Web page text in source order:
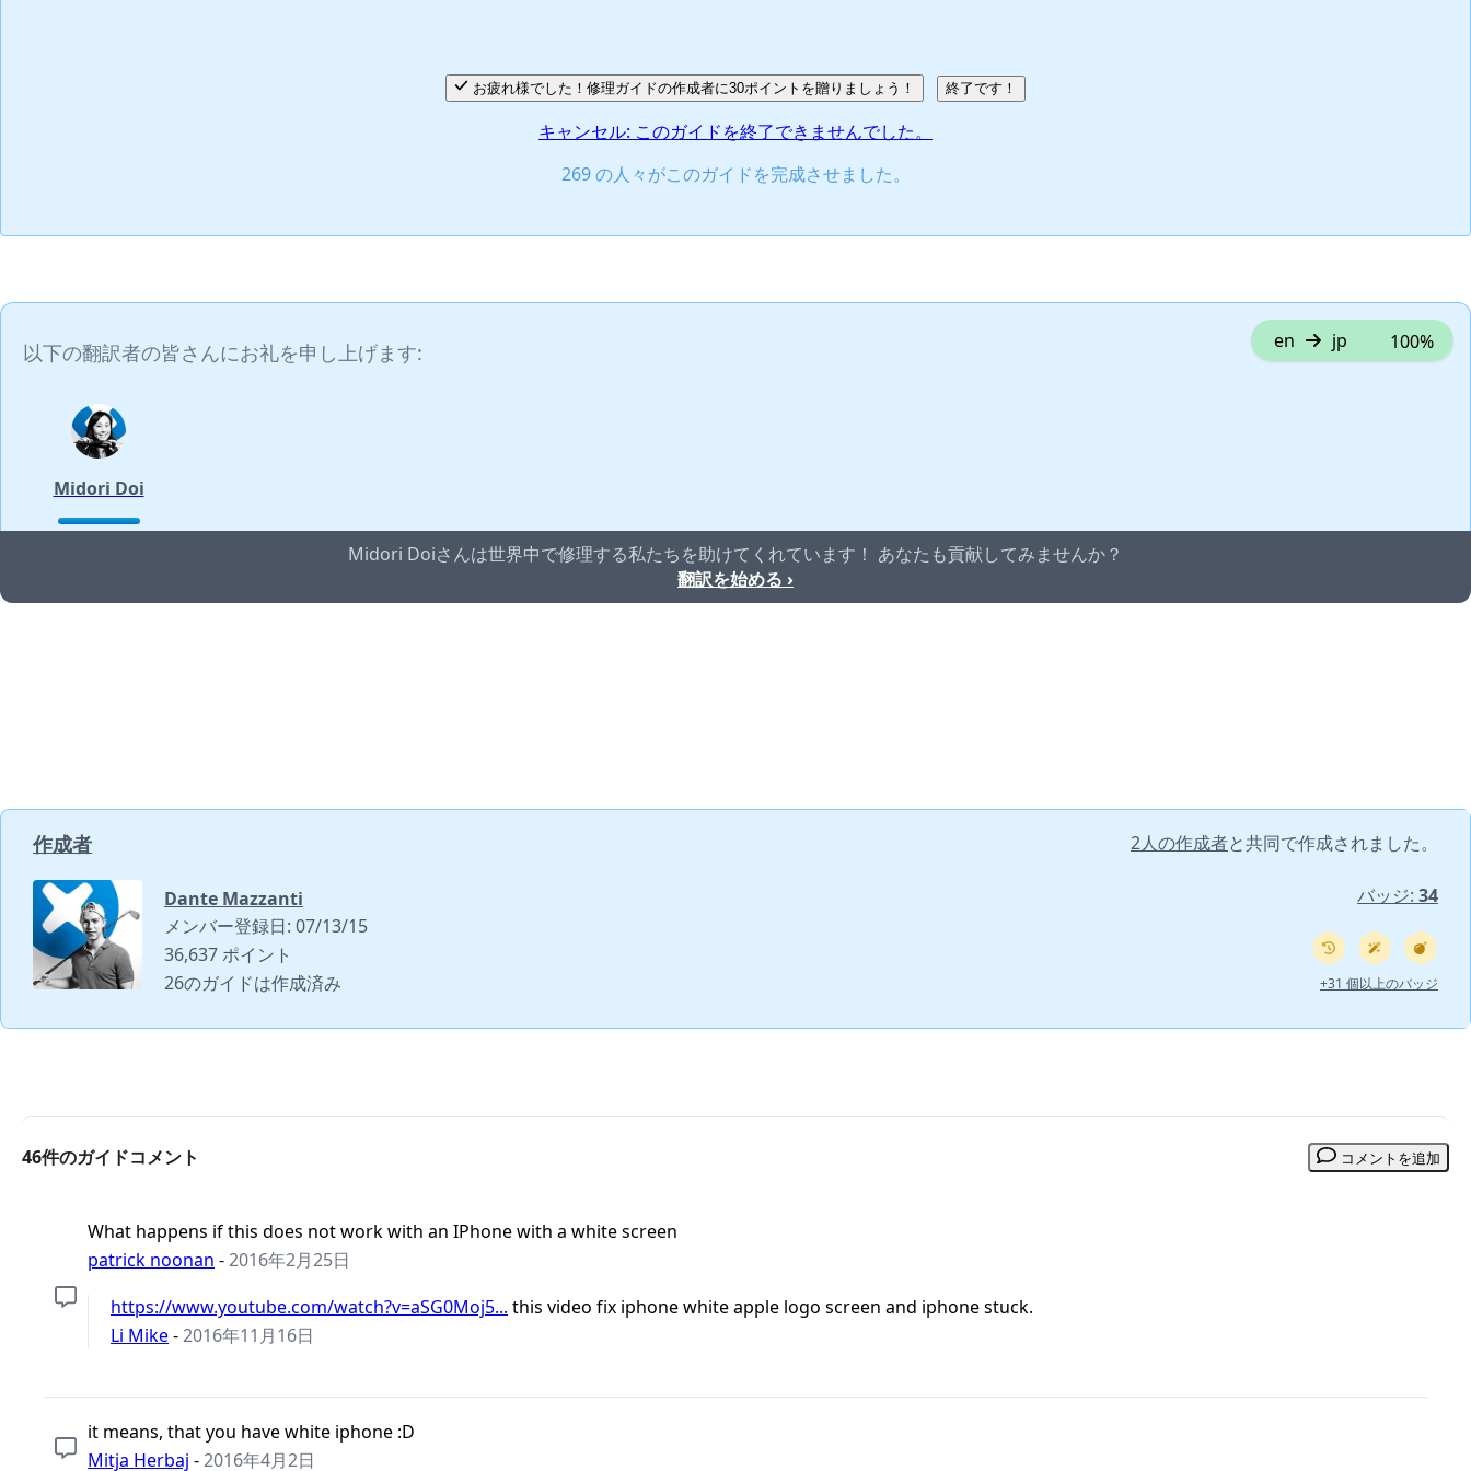
お疲れ様でした！修理ガイドの作成者に30ポイントを贈りましょう！ 終了です！
キャンセル: このガイドを終了できませんでした。
269 の人々がこのガイドを完成させました。
以下の翻訳者の皆さんにお礼を申し上げます: en jp 100%
Midori Doi
Midori Doiさんは世界中で修理する私たちを助けてくれています！ あなたも貢献してみませんか？
翻訳を始める ›
作成者 2人の作成者と共同で作成されました。
Dante Mazzanti
メンバー登録日: 07/13/15
36,637 ポイント
26のガイドは作成済み
バッジ: 34
+31 個以上のバッジ
46件のガイドコメント コメントを追加
What happens if this does not work with an IPhone with a white screen
patrick noonan -2016年2月25日
https://www.youtube.com/watch?v=aSG0Moj5... this video fix iphone white apple logo screen and iphone stuck.
Li Mike-2016年11月16日
it means, that you have white iphone :D
Mitja Herbaj -2016年4月2日